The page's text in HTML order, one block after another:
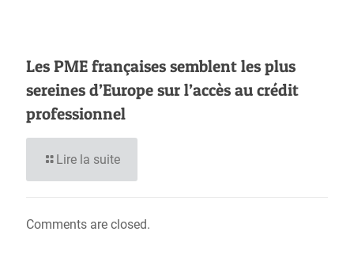
Les PME françaises semblent les plus
sereines d’Europe sur l’accès au crédit
professionnel
Lire la suite
Comments are closed.